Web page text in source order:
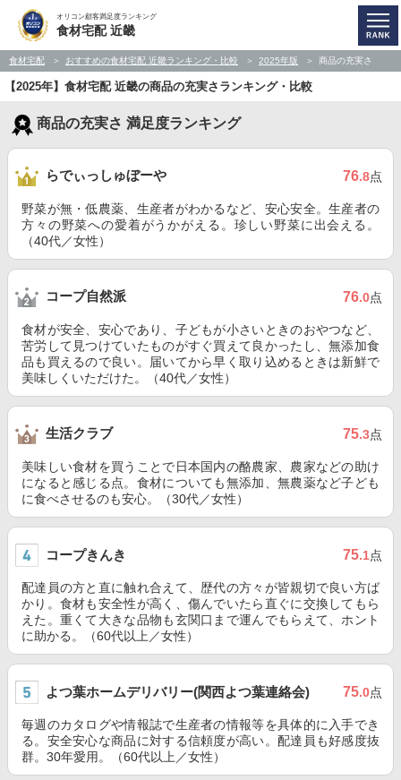
オリコン顧客満足度ランキング
食材宅配 近畿
食材宅配 おすすめの食材宅配 近畿ランキング・比較 2025年版 商品の充実さ
【2025年】食材宅配 近畿の商品の充実さランキング・比較
商品の充実さ 満足度ランキング
らでぃっしゅぼーや 76.8点
野菜が無・低農薬、生産者がわかるなど、安心安全。生産者の
方々の野菜への愛着がうかがえる。珍しい野菜に出会える。
（40代／女性）
コープ自然派 76.0点
食材が安全、安心であり、子どもが小さいときのおやつなど、
苦労して見つけていたものがすぐ買えて良かったし、無添加食
品も買えるので良い。届いてから早く取り込めるときは新鮮で
美味しくいただけた。（40代／女性）
生活クラブ 75.3点
美味しい食材を買うことで日本国内の酪農家、農家などの助け
になると感じる点。食材についても無添加、無農薬など子ども
に食べさせるのも安心。（30代／女性）
コープきんき 75.1点
配達員の方と直に触れ合えて、歴代の方々が皆親切で良い方ば
かり。食材も安全性が高く、傷んでいたら直ぐに交換してもら
えた。重くて大きな品物も玄関口まで運んでもらえて、ホント
に助かる。（60代以上／女性）
よつ葉ホームデリバリー(関西よつ葉連絡会) 75.0点
毎週のカタログや情報誌で生産者の情報等を具体的に入手でき
る。安全安心な商品に対する信頼度が高い。配達員も好感度抜
群。30年愛用。（60代以上／女性）